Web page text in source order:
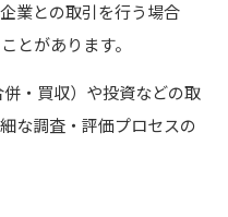
業との取引を行う場合
とがあります。
・買収）や投資などの取
な調査・評価プロセスの